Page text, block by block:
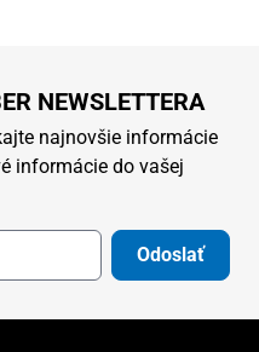
NEWSLETTERA
najnovšie informácie
informácie do vašej
Odoslať